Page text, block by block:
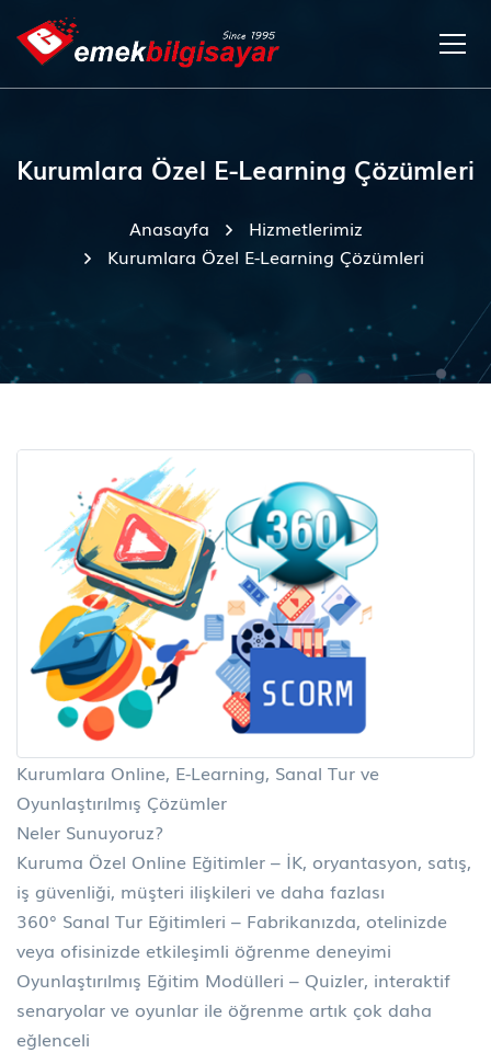
Kurumlara Özel E-Learning Çözümleri
Anasayfa
Hizmetlerimiz
Kurumlara Özel E-Learning Çözümleri
Kurumlara Online, E-Learning, Sanal Tur ve
Oyunlaştırılmış Çözümler
Neler Sunuyoruz?
Kuruma Özel Online Eğitimler – İK, oryantasyon, satış,
iş güvenliği, müşteri ilişkileri ve daha fazlası
360° Sanal Tur Eğitimleri – Fabrikanızda, otelinizde
veya ofisinizde etkileşimli öğrenme deneyimi
Oyunlaştırılmış Eğitim Modülleri – Quizler, interaktif
senaryolar ve oyunlar ile öğrenme artık çok daha
eğlenceli